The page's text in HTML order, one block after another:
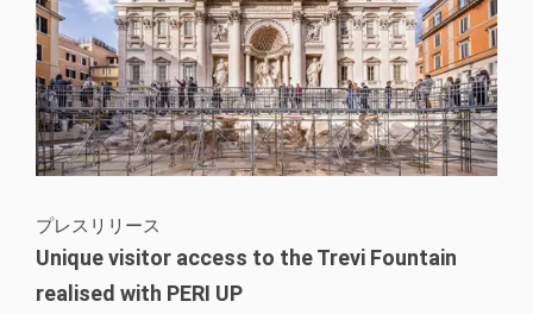
プレスリリース
Unique visitor access to the Trevi Fountain
realised with PERI UP